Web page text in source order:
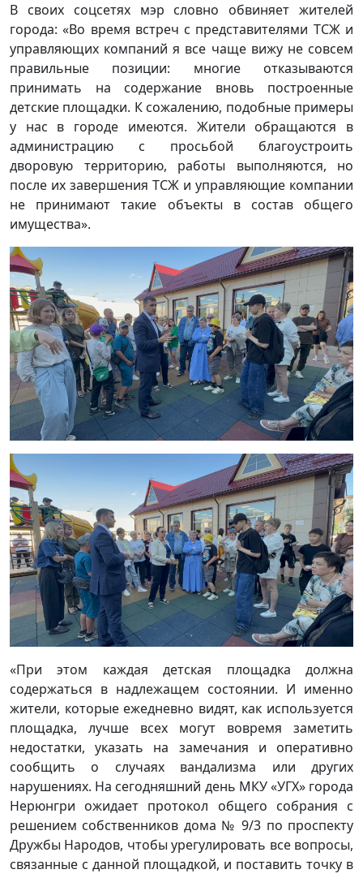
В своих соцсетях мэр словно обвиняет жителей
города: «Во время встреч с представителями ТСЖ и
управляющих компаний я все чаще вижу не совсем
правильные позиции: многие отказываются
принимать на содержание вновь построенные
детские площадки. К сожалению, подобные примеры
у нас в городе имеются. Жители обращаются в
администрацию с просьбой благоустроить
дворовую территорию, работы выполняются, но
после их завершения ТСЖ и управляющие компании
не принимают такие объекты в состав общего
имущества».
«При этом каждая детская площадка должна
содержаться в надлежащем состоянии. И именно
жители, которые ежедневно видят, как используется
площадка, лучше всех могут вовремя заметить
недостатки, указать на замечания и оперативно
сообщить о случаях вандализма или других
нарушениях. На сегодняшний день МКУ «УГХ» города
Нерюнгри ожидает протокол общего собрания с
решением собственников дома № 9/3 по проспекту
Дружбы Народов, чтобы урегулировать все вопросы,
связанные с данной площадкой, и поставить точку в